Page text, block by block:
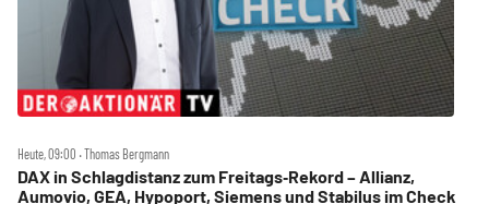
Heute, 09:00 ‧ Thomas Bergmann
DAX in Schlagdistanz zum Freitags‑Rekord – Allianz,
Aumovio, GEA, Hypoport, Siemens und Stabilus im Check